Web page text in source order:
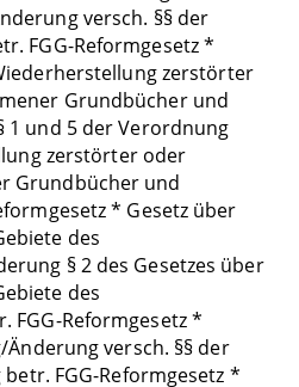
versch. §§ der
FGG-Reformgesetz *
zerstörter
Grundbücher und
1 und 5 der Verordnung
zerstörter oder
Grundbücher und
* Gesetz über
des
§ 2 des Gesetzes über
des
FGG-Reformgesetz *
versch. §§ der
FGG-Reformgesetz *